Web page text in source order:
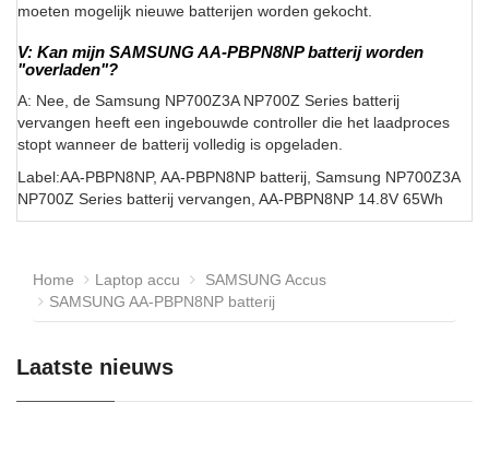
moeten mogelijk nieuwe batterijen worden gekocht.
V: Kan mijn SAMSUNG AA-PBPN8NP batterij worden
"overladen"?
A: Nee, de Samsung NP700Z3A NP700Z Series batterij
vervangen heeft een ingebouwde controller die het laadproces
stopt wanneer de batterij volledig is opgeladen.
Label:AA-PBPN8NP, AA-PBPN8NP batterij, Samsung NP700Z3A
NP700Z Series batterij vervangen, AA-PBPN8NP 14.8V 65Wh
Home Laptop accu
SAMSUNG Accus
SAMSUNG AA-PBPN8NP batterij
Laatste nieuws